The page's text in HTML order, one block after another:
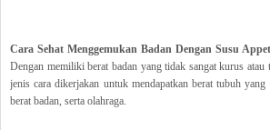
Cara Sehat Menggemukan Badan Dengan Susu
Dengan memiliki berat badan yang tidak sangat kurus
jenis cara dikerjakan untuk mendapatkan berat tubuh
berat badan, serta olahraga.